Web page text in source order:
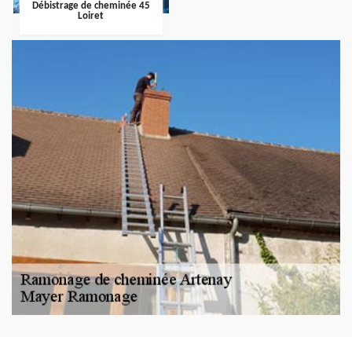
Débistrage de cheminée 45
Loiret